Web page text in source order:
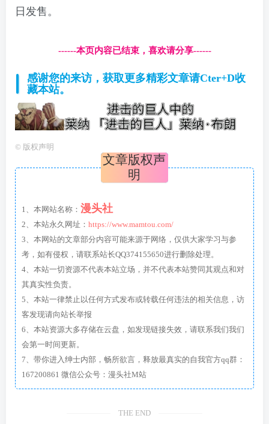
日发售。
------本页内容已结束，喜欢请分享------
感谢您的来访，获取更多精彩文章请Cter+D收
藏本站。
© 版权声明
文章版权声
明
1、本网站名称： 漫头社
2、本站永久网址： https://www.mamtou.com/
3、本网站的文章部分内容可能来源于网络，仅供大家学习与参
考，如有侵权，请联系站长QQ374155650进行删除处理。
4、本站一切资源不代表本站立场，并不代表本站赞同其观点和对
其真实性负责。
5、本站一律禁止以任何方式发布或转载任何违法的相关信息，访
客发现请向站长举报
6、本站资源大多存储在云盘，如发现链接失效，请联系我们我们
会第一时间更新。
7、带你进入绅士内部，畅所欲言，释放最真实的自我官方qq群：
167200861 微信公众号：漫头社M站
THE END